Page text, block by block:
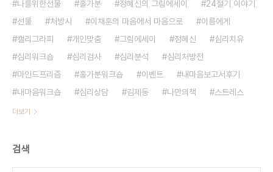
나를위한선물
홀가분 정혜신의 그림에세이
24절기 이야기
선물
처방시 이채훈의 마음에서 마음으로
이름에게
캘리그라피
개인맞춤 그림에세이 정혜신
심리치유
심리워크숍
심리검사 심리분석
심리처방전
마인드프리즘
홀가분워크숍 이벤트
내마음보고서후기
내마음워크숍
심리상담 김제동 나만의책 스트레스
더보기
검색